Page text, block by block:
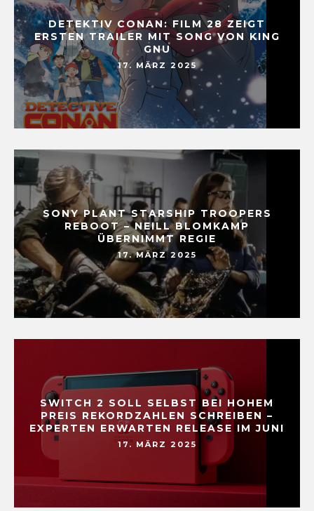
DETEKTIV CONAN: FILM 28 ZEIGT
ERSTEN TRAILER MIT SONG VON KING
GNU
17. MÄRZ 2025
SONY PLANT STARSHIP TROOPERS
REBOOT – NEILL BLOMKAMP
ÜBERNIMMT REGIE
17. MÄRZ 2025
SWITCH 2 SOLL SELBST BEI HOHEM
PREIS REKORDZAHLEN SCHREIBEN –
EXPERTEN ERWARTEN RELEASE IM JUNI
17. MÄRZ 2025